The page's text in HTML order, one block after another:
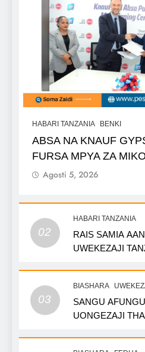
HABARI TANZANIA BENKI
ABSA NA KNAUF
FURSA MPYA ZA
Agosti 5, 2026
02
HABARI TANZANIA
RAIS SAMIA
UWEKEZAJI
03
BIASHARA
SANGU
UONGEZAJI